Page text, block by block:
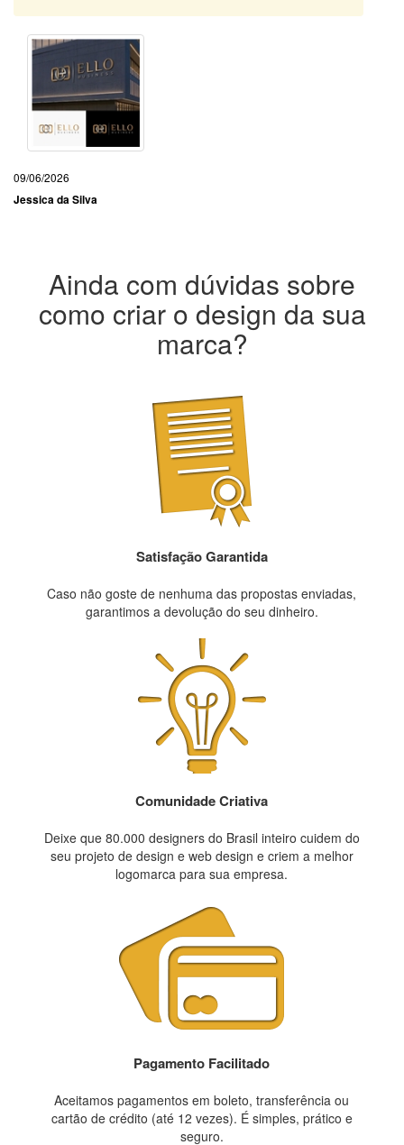
09/06/2026
Jessica da Silva
Ainda com dúvidas sobre
como criar o design da sua
marca?
Satisfação Garantida
Caso não goste de nenhuma das propostas enviadas,
garantimos a devolução do seu dinheiro.
Comunidade Criativa
Deixe que 80.000 designers do Brasil inteiro cuidem do
seu projeto de design e web design e criem a melhor
logomarca para sua empresa.
Pagamento Facilitado
Aceitamos pagamentos em boleto, transferência ou
cartão de crédito (até 12 vezes). É simples, prático e
seguro.